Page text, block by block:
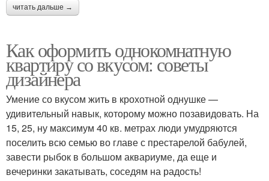
читать дальше →
Как оформить однокомнатную
квартиру со вкусом: советы
дизайнера
Умение со вкусом жить в крохотной однушке —
удивительный навык, которому можно позавидовать. На
15, 25, ну максимум 40 кв. метрах люди умудряются
поселить всю семью во главе с престарелой бабулей,
завести рыбок в большом аквариуме, да еще и
вечеринки закатывать, соседям на радость!